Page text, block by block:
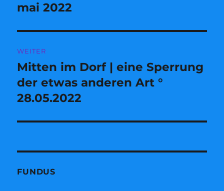
Beitrag:
mai 2022
WEITER
Nächster
Beitrag:
Mitten im Dorf | eine Sperrung
der etwas anderen Art °
28.05.2022
FUNDUS